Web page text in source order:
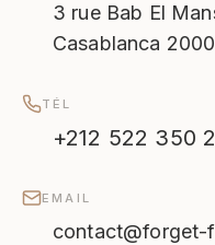
3 rue Bab El
Casablanca
TÉL
+212 522 350
EMAIL
contact@forget-